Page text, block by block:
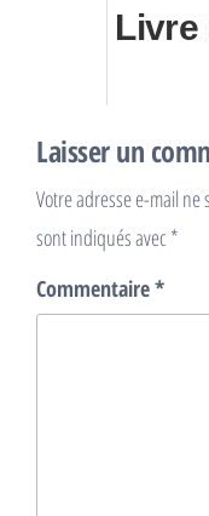
Livre
Laisser un
Votre adresse e-mail ne
sont indiqués avec *
Commentaire*